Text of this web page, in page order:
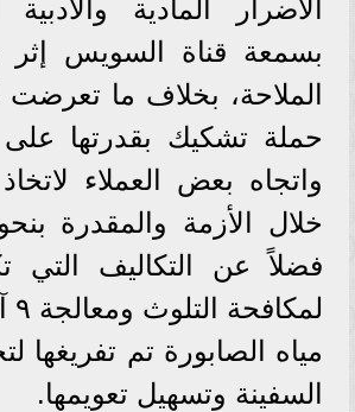
الأضرار المادية
بسمعة قناة السويس
الملاحة، بخلاف ما تعرضت
حملة تشكيك بقدرتها على
واتجاه بعض العملاء
فضلاً عن التكاليف التي
مياه الصابورة تم تفريغها
السفينة وتسهيل تعويمها.